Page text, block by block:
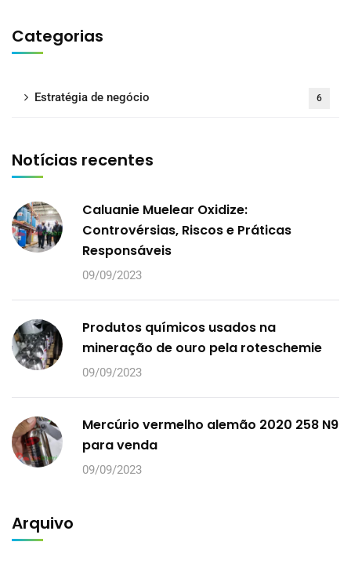
Categorias
Estratégia de negócio 6
Notícias recentes
Caluanie Muelear Oxidize:
Controvérsias, Riscos e Práticas
Responsáveis
09/09/2023
Produtos químicos usados na
mineração de ouro pela roteschemie
09/09/2023
Mercúrio vermelho alemão 2020 258 N9
para venda
09/09/2023
Arquivo